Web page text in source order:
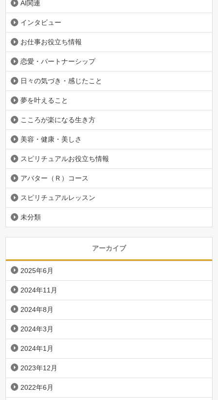
AI関連
インタビュー
お仕事お役立ち情報
恋愛・パートナーシップ
日々の気づき・感じたこと
夢を叶えること
こころが楽になる生き方
美容・健康・美しさ
スピリチュアルお役立ち情報
アバター（Ｒ）コース
スピリチュアルレッスン
未分類
アーカイブ
2025年6月
2024年11月
2024年8月
2024年3月
2024年1月
2023年12月
2022年6月